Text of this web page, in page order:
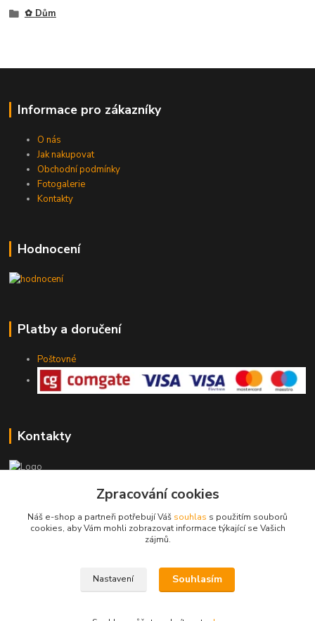
✿ Dům
Informace pro zákazníky
O nás
Jak nakupovat
Obchodní podmínky
Fotogalerie
Kontakty
Hodnocení
Platby a doručení
Poštovné
Kontakty
rodinny.bazarek@seznam.cz
Zpracování cookies
Náš e-shop a partneři potřebují Váš souhlas s použitím souborů
cookies, aby Vám mohli zobrazovat informace týkající se Vašich
zájmů.
Nastavení Souhlasím